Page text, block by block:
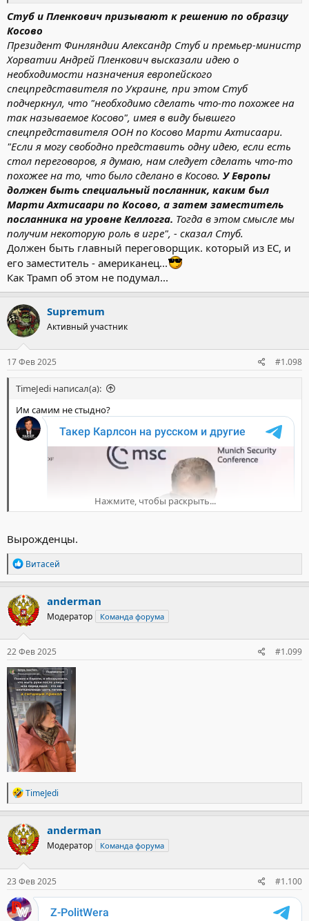
Стуб и Пленкович призывают к решению по образцу
Косово
Президент Финляндии Александр Стуб и премьер-министр
Хорватии Андрей Пленкович высказали идею о
необходимости назначения европейского
спецпредставителя по Украине, при этом Стуб
подчеркнул, что "необходимо сделать что-то похожее на
так называемое Косово", имея в виду бывшего
спецпредставителя ООН по Косово Марти Ахтисаари.
"Если я могу свободно представить одну идею, если есть
стол переговоров, я думаю, нам следует сделать что-то
похожее на то, что было сделано в Косово. У Европы
должен быть специальный посланник, каким был
Марти Ахтисаари по Косово, а затем заместитель
посланника на уровне Келлогга. Тогда в этом смысле мы
получим некоторую роль в игре", - сказал Стуб.
Должен быть главный переговорщик. который из ЕС, и
его заместитель - американец...
Как Трамп об этом не подумал...
Supremum
Активный участник
17 Фев 2025 #1.098
TimeJedi написал(а):
Им самим не стыдно?
Нажмите, чтобы раскрыть...
Вырожденцы.
Р
е
а
к
ц
и
и
:
Витасей
anderman
Модератор Команда форума
22 Фев 2025 #1.099
Р
е
а
к
ц
и
и
:
TimeJedi
anderman
Модератор Команда форума
23 Фев 2025 #1.100